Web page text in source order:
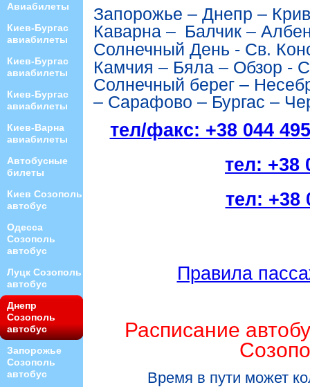
Авиабилеты
Киев-Бургас
авиабилеты
Киев-Бургас
авиабилеты
Киев-Бургас
авиабилеты
Киев-Варна
авиабилеты
Автобусные
билеты
Киев Созополь
автобус
Одесса
Созополь
автобус
Луцк Созополь
автобус
Днепр
Созополь
автобус
Запорожье
Созополь
автобус
Запорожье – Днепр –
Каварна – Балчик –
Солнечный День - Св.
Камчия – Бяла – Обзор -
Солнечный берег –
– Сарафово – Бургас –
тел/факс: +38 044
тел: +38
тел: +38
Правила
Расписание
Время в пути может